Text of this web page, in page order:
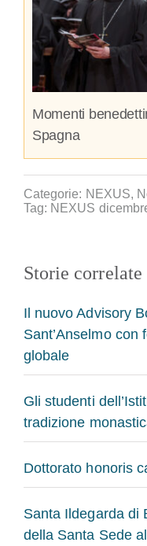
Momenti
Spagna
Categorie: NEXUS,
Tag: NEXUS
Storie correlate
Il nuovo Advisory
Sant’Anselmo con
globale
Gli studenti
tradizione
Dottorato honoris
Santa Ildegarda di
della Santa Sede